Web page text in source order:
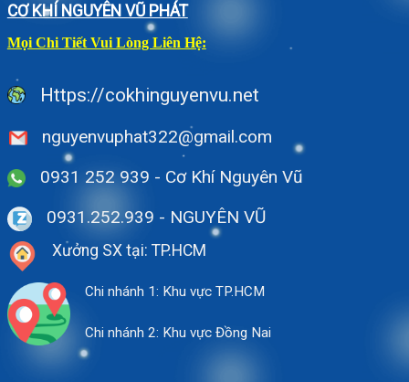
CƠ KHÍ NGUYÊN VŨ PHÁT
Mọi Chi Tiết Vui Lòng Liên Hệ:
Https://cokhinguyenvu.net
nguyenvuphat322@gmail.com
0931 252 939 - Cơ Khí Nguyên Vũ
0931.252.939 - NGUYÊN VŨ
Xưởng SX tại: TP.HCM
Chi nhánh 1: Khu vực TP.HCM
Chi nhánh 2: Khu vực Đồng Nai